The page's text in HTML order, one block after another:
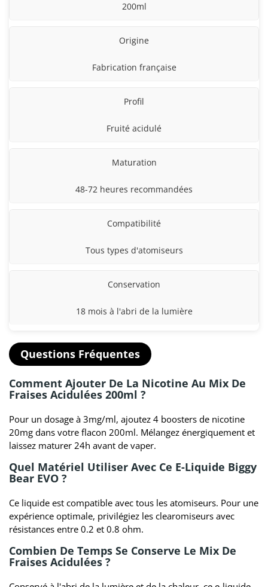
200ml
Origine
Fabrication française
Profil
Fruité acidulé
Maturation
48-72 heures recommandées
Compatibilité
Tous types d'atomiseurs
Conservation
18 mois à l'abri de la lumière
Questions Fréquentes
Comment Ajouter De La Nicotine Au Mix De
Fraises Acidulées 200ml ?
Pour un dosage à 3mg/ml, ajoutez 4 boosters de nicotine
20mg dans votre flacon 200ml. Mélangez énergiquement et
laissez maturer 24h avant de vaper.
Quel Matériel Utiliser Avec Ce E-Liquide Biggy
Bear EVO ?
Ce liquide est compatible avec tous les atomiseurs. Pour une
expérience optimale, privilégiez les clearomiseurs avec
résistances entre 0.2 et 0.8 ohm.
Combien De Temps Se Conserve Le Mix De
Fraises Acidulées ?